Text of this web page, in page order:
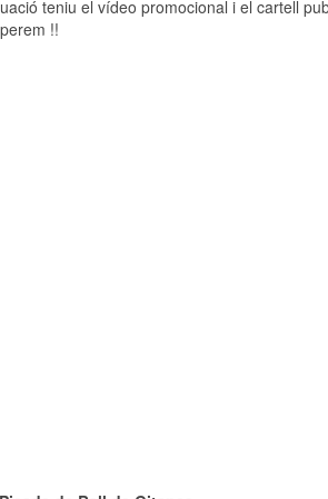
teniu el vídeo promocional i el cartell
!!